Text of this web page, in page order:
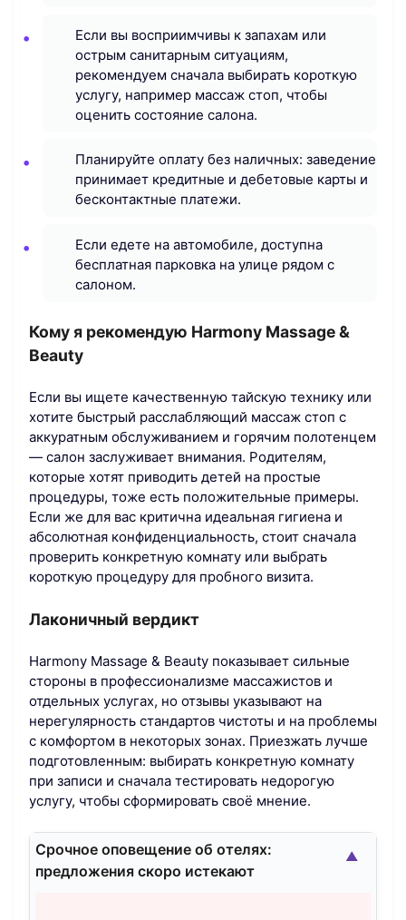
Если вы восприимчивы к запахам или
острым санитарным ситуациям,
рекомендуем сначала выбирать короткую
услугу, например массаж стоп, чтобы
оценить состояние салона.
Планируйте оплату без наличных: заведение
принимает кредитные и дебетовые карты и
бесконтактные платежи.
Если едете на автомобиле, доступна
бесплатная парковка на улице рядом с
салоном.
Кому я рекомендую Harmony Massage &
Beauty
Если вы ищете качественную тайскую технику или
хотите быстрый расслабляющий массаж стоп с
аккуратным обслуживанием и горячим полотенцем
— салон заслуживает внимания. Родителям,
которые хотят приводить детей на простые
процедуры, тоже есть положительные примеры.
Если же для вас критична идеальная гигиена и
абсолютная конфиденциальность, стоит сначала
проверить конкретную комнату или выбрать
короткую процедуру для пробного визита.
Лаконичный вердикт
Harmony Massage & Beauty показывает сильные
стороны в профессионализме массажистов и
отдельных услугах, но отзывы указывают на
нерегулярность стандартов чистоты и на проблемы
с комфортом в некоторых зонах. Приезжать лучше
подготовленным: выбирать конкретную комнату
при записи и сначала тестировать недорогую
услугу, чтобы сформировать своё мнение.
Срочное оповещение об отелях:
предложения скоро истекают
▲